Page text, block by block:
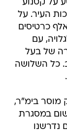
על קטנוע
העיר. על
ההערכה, מדובר בכמות של כ-20 אלף כרטיסים
עם
של בעל
כל השלושה
מוסר בימ"ר,
במסגרת
נדרשנו